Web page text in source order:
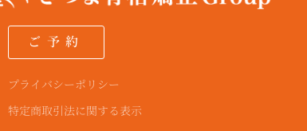
ご予約
プライバシーポリシー
特定商取引法に関する表示